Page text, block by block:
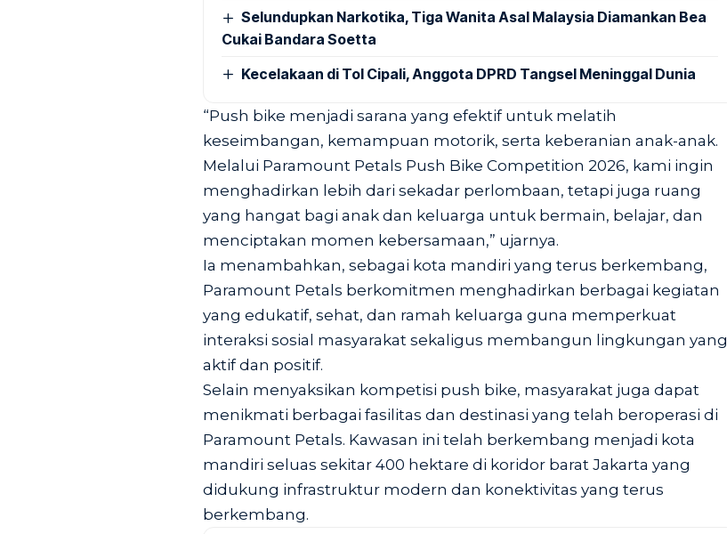
Selundupkan Narkotika, Tiga Wanita Asal Malaysia Diamankan Bea
Cukai Bandara Soetta
Kecelakaan di Tol Cipali, Anggota DPRD Tangsel Meninggal Dunia
“Push bike menjadi sarana yang efektif untuk melatih
keseimbangan, kemampuan motorik, serta keberanian anak-anak.
Melalui Paramount Petals Push Bike Competition 2026, kami ingin
menghadirkan lebih dari sekadar perlombaan, tetapi juga ruang
yang hangat bagi anak dan keluarga untuk bermain, belajar, dan
menciptakan momen kebersamaan,” ujarnya.
Ia menambahkan, sebagai kota mandiri yang terus berkembang,
Paramount Petals berkomitmen menghadirkan berbagai kegiatan
yang edukatif, sehat, dan ramah keluarga guna memperkuat
interaksi sosial masyarakat sekaligus membangun lingkungan yang
aktif dan positif.
Selain menyaksikan kompetisi push bike, masyarakat juga dapat
menikmati berbagai fasilitas dan destinasi yang telah beroperasi di
Paramount Petals. Kawasan ini telah berkembang menjadi kota
mandiri seluas sekitar 400 hektare di koridor barat Jakarta yang
didukung infrastruktur modern dan konektivitas yang terus
berkembang.